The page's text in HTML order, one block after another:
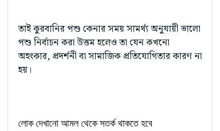
তাই কুরবানির পশু কেনার সময় সামর্থ্য অনুযায়ী ভালো
পশু নির্বাচন করা উত্তম হলেও তা যেন কখনো
অহংকার, প্রদর্শনী বা সামাজিক প্রতিযোগিতার কারণ না
হয়।
লোক দেখানো আমল থেকে সতর্ক থাকতে হবে